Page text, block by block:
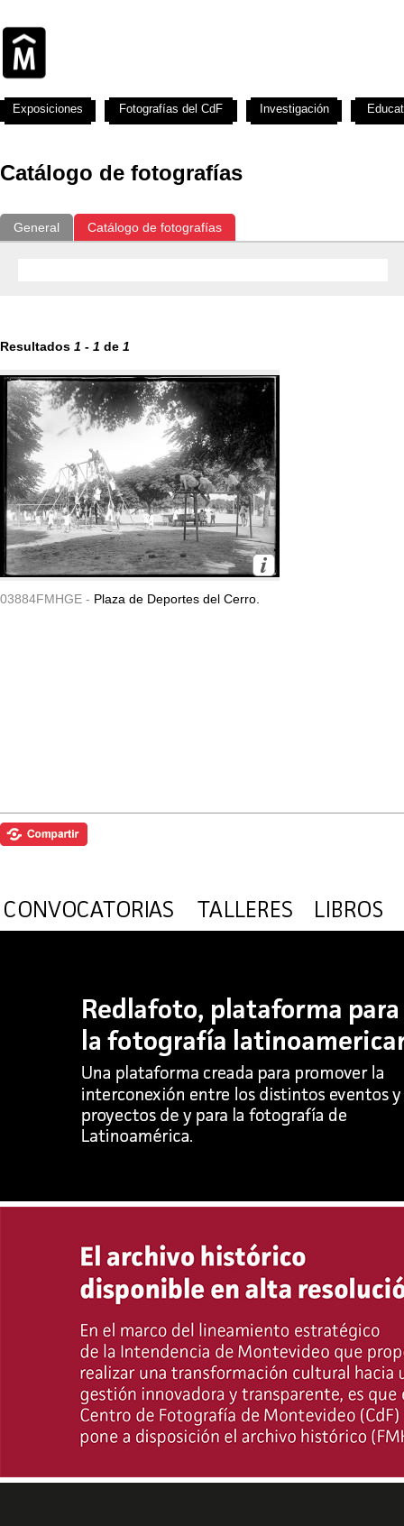
Catálogo de fotografías
General Catálogo de fotografías
Resultados 1 - 1 de 1
03884FMHGE - Plaza de Deportes del Cerro.
Exposiciones Fotografías del CdF Investigación